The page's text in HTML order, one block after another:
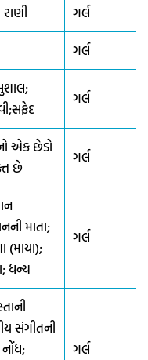
રાણી
ગર્લ
ગર્લ
ગર્લ
એક છેડો
છે
ગર્લ
માતા;
(માયા);
ધન્ય
ગર્લ
સંગીતની
ગર્લ